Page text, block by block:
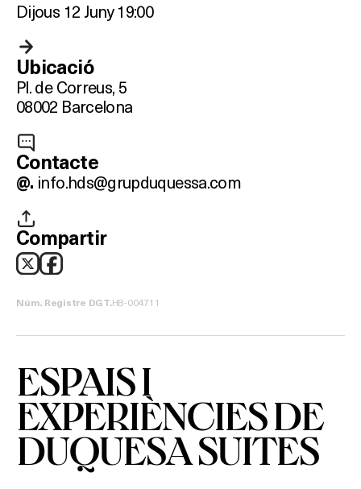
HOTELS
TERRASSES
BARS
RESTAURANTS
SALES
Activitats
On?
Dijous 12 Juny 19:00
Ubicació
Pl. de Correus, 5
08002 Barcelona
Contacte
@. info.hds@grupduquessa.com
Compartir
Núm. Registre DGT.HB-004711
ESPAIS I
EXPERIÈNCIES DE
DUQUESA SUITES